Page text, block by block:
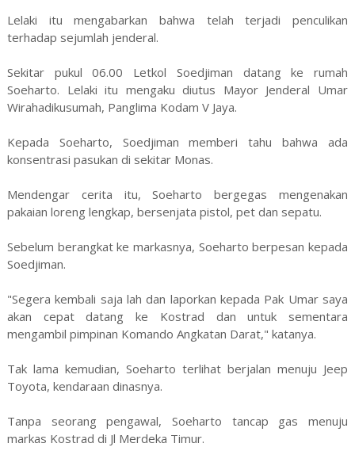
Lelaki itu mengabarkan bahwa telah terjadi penculikan
terhadap sejumlah jenderal.
Sekitar pukul 06.00 Letkol Soedjiman datang ke rumah
Soeharto. Lelaki itu mengaku diutus Mayor Jenderal Umar
Wirahadikusumah, Panglima Kodam V Jaya.
Kepada Soeharto, Soedjiman memberi tahu bahwa ada
konsentrasi pasukan di sekitar Monas.
Mendengar cerita itu, Soeharto bergegas mengenakan
pakaian loreng lengkap, bersenjata pistol, pet dan sepatu.
Sebelum berangkat ke markasnya, Soeharto berpesan kepada
Soedjiman.
"Segera kembali saja lah dan laporkan kepada Pak Umar saya
akan cepat datang ke Kostrad dan untuk sementara
mengambil pimpinan Komando Angkatan Darat," katanya.
Tak lama kemudian, Soeharto terlihat berjalan menuju Jeep
Toyota, kendaraan dinasnya.
Tanpa seorang pengawal, Soeharto tancap gas menuju
markas Kostrad di Jl Merdeka Timur.